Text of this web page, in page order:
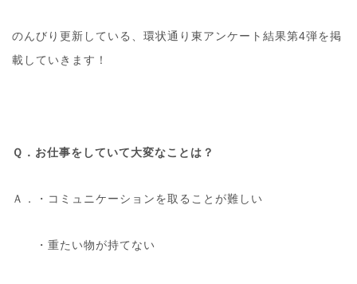
のんびり更新している、環状通り東アンケート結果第4弾を掲
載していきます！
Ｑ．お仕事をしていて大変なことは？
Ａ．・コミュニケーションを取ることが難しい
・重たい物が持てない